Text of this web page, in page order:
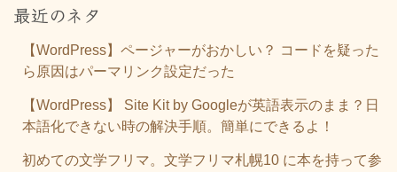
最近のネタ
【WordPress】ページャーがおかしい？ コードを疑った
ら原因はパーマリンク設定だった
【WordPress】 Site Kit by Googleが英語表示のまま？日
本語化できない時の解決手順。簡単にできるよ！
初めての文学フリマ。文学フリマ札幌10 に本を持って参